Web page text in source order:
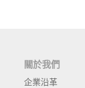
關於我們
企業沿革